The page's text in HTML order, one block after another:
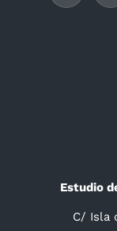
Estudio
C/ Isla